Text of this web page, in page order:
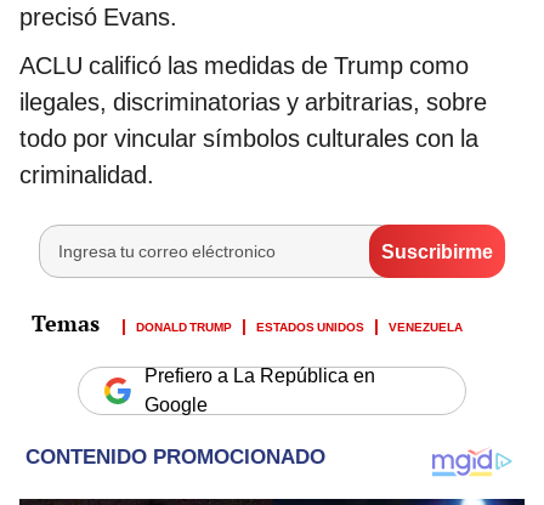
precisó Evans.
ACLU calificó las medidas de Trump como
ilegales, discriminatorias y arbitrarias, sobre
todo por vincular símbolos culturales con la
criminalidad.
DONALD TRUMP ESTADOS UNIDOS VENEZUELA
Prefiero a La República en
Google